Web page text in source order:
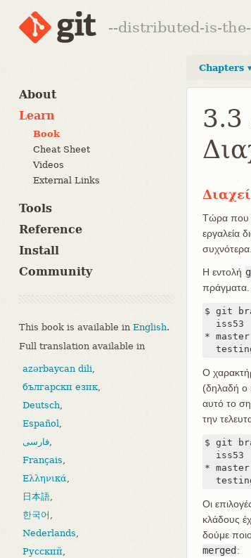
--distributed-is-
About
Learn
Book
Cheat Sheet
Videos
External Links
Tools
Reference
Install
Community
This book is available in English.
Full translation available in
azərbaycan dili,
български език,
Deutsch,
Español,
فارسی,
Français,
Ελληνικά,
日本語,
한국어 ,
Nederlands,
Русский,
Chapters
3.3
Τώρα που
εργαλεία
συχνότερα.
Η εντολή
πράγματα.
$ git
  iss53
* master
Ο
(δηλαδή ο
αυτό το
την
$ git
iss53
*
Οι
κλάδους
δούμε
merged :